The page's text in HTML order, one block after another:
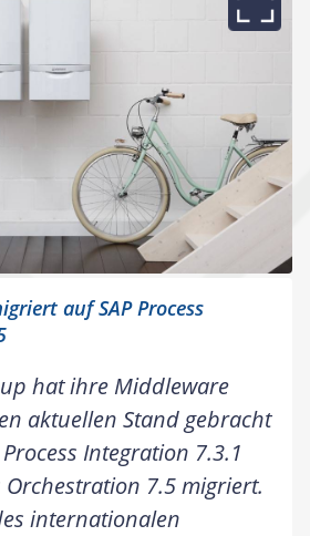
auf SAP Process
hat ihre Middleware
aktuellen Stand gebracht
Integration 7.3.1
Orchestration 7.5 migriert.
internationalen